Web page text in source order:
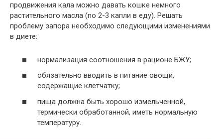
продвижения кала можно давать кошке немного
растительного масла (по 2-3 капли в еду). Решать
проблему запора необходимо следующими изменениями
в диете:
нормализация соотношения в рационе БЖУ;
обязательно вводить в питание овощи,
содержащие клетчатку;
пища должна быть хорошо измельченной,
термически обработанной, иметь нормальную
температуру.